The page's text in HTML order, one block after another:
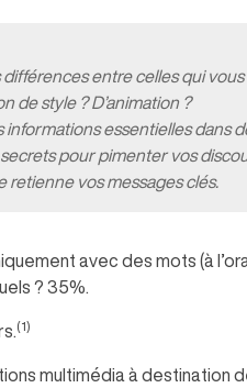
différences entre celles qui
de style ? D’animation ?
essentielles dans
pour pimenter vos
retienne vos messages clés.
avec des mots (à
? 35%.
(1)
multimédia à destination